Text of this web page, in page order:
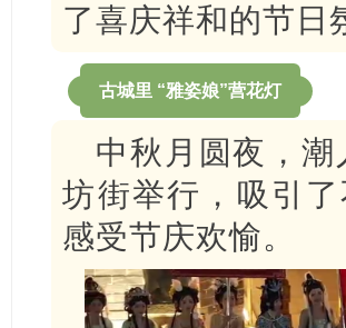
了喜庆祥和的节日
古城里 “雅姿娘”营花灯
中秋月圆夜，
坊街举行，吸引
感受节庆欢愉。